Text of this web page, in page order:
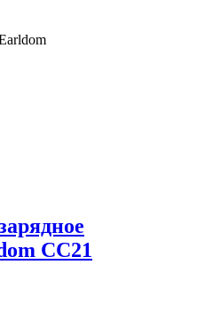
CC21